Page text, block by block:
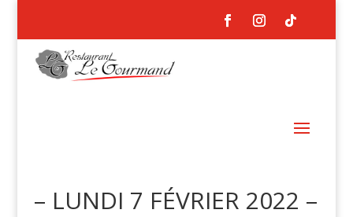
– LUNDI 7 FÉVRIER 2022 –